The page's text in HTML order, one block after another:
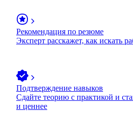
Рекомендация по резюме
Эксперт расскажет, как искать
Подтверждение навыков
Сдайте теорию с практикой и
и ценнее